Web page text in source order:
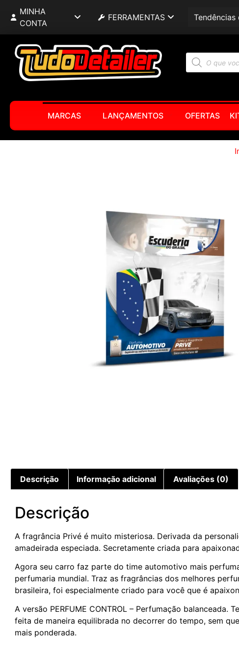
MINHA
CONTA
FERRAMENTAS Tendências
MARCAS LANÇAMENTOS OFERTAS
Descrição Informação adicional Avaliações (0)
Descrição
A fragrância Privé é muito misteriosa. Derivada da
amadeirada especiada. Secretamente criada para
Agora seu carro faz parte do time automotivo mais
perfumaria mundial. Traz as fragrâncias dos melhores
brasileira, foi especialmente criado para você que é
A versão PERFUME CONTROL – Perfumação
feita de maneira equilibrada no decorrer do tempo, sem
mais ponderada.